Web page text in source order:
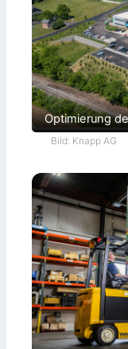
Optimierung
Bild: Knapp AG